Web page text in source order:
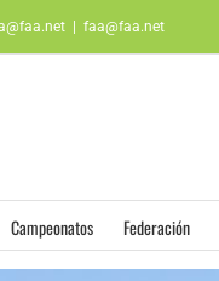
faa@faa.net
Campeonatos Federación